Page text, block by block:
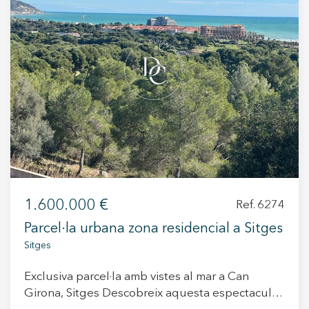
1.600.000 € Ref. 6274
Parcel·la urbana zona residencial a Sitges
Sitges
Exclusiva parcel·la amb vistes al mar a Can
Girona, Sitges Descobreix aquesta espectacular
una millor experiència a través de productes recomanats.
Marketing i publicitat
Aquestes cookies són utilitzades per emmagatzemar
informació sobre les preferències i les eleccions personals
de l'usuari a través de l'observació continuada dels seus
hàbits de navegació. Gràcies a elles, podem conèixer els
hàbits de navegació al lloc web i mostrar publicitat
relacionada amb el perfil de navegació de l'usuari.